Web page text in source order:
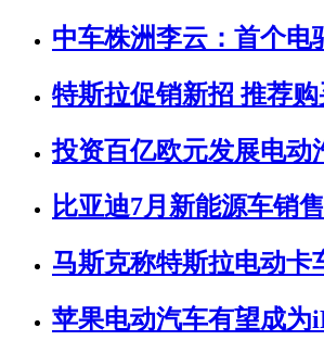
中车株洲李云：首个电
特斯拉促销新招 推荐购
投资百亿欧元发展电动
比亚迪7月新能源车销
马斯克称特斯拉电动卡
苹果电动汽车有望成为